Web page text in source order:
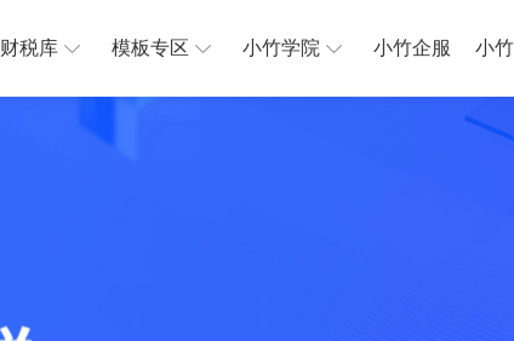
财税库 模板专区 小竹学院 小竹企服 小